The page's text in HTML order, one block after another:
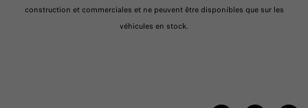
construction et commerciales et ne peuvent être disponibles que sur les
véhicules en stock.